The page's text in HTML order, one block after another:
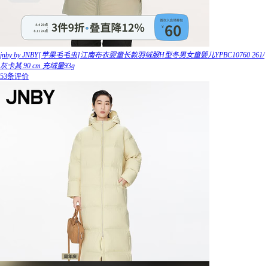
jnby by JNBY[苹果毛毛虫]江南布衣婴童长款羽绒服H型冬男女童婴儿YPBC10760 261/
灰卡其 90 cm 充绒量93g
53条评价